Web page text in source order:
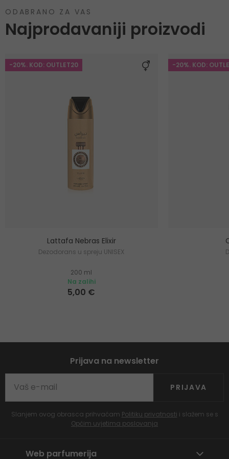
ODABRANO ZA VAS
Najprodavaniji proizvodi
-20%. KOD: OUTLET20
Lattafa Nebras Elixir
Dezodorans u spreju UNISEX
200 ml
Na zalihi
5,00 €
-20%. KOD:
Prijava na newsletter
PRIJAVA
Slanjem ovog obrasca prihvaćam Politiku privatnosti i slažem se s
Općim uvjetima poslovanja
Web parfumerija